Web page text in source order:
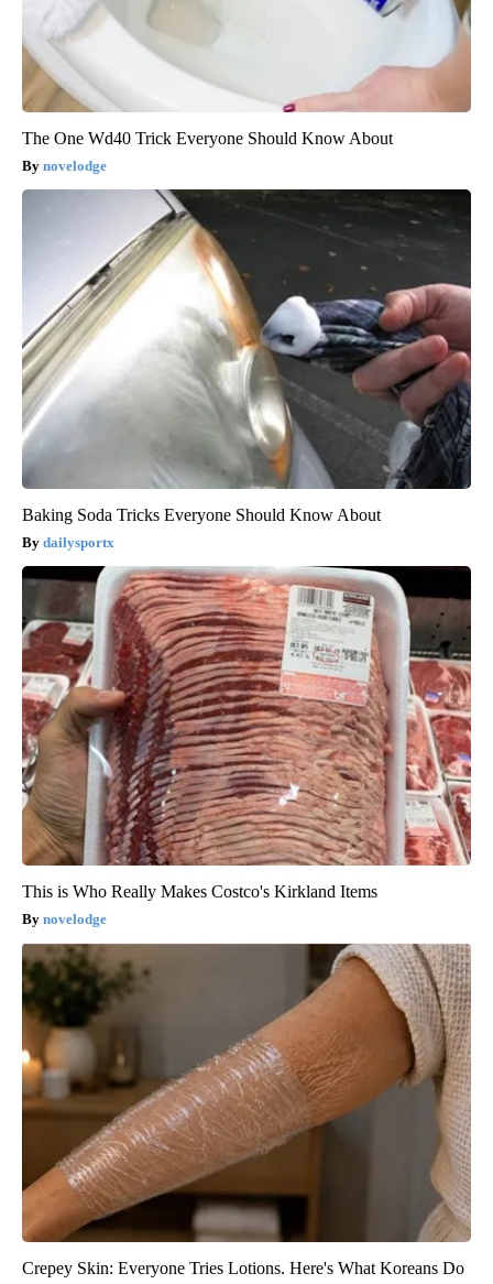
The One Wd40 Trick Everyone Should Know About
novelodge
Baking Soda Tricks Everyone Should Know About
dailysportx
This is Who Really Makes Costco's Kirkland Items
novelodge
Crepey Skin: Everyone Tries Lotions. Here's What Koreans Do